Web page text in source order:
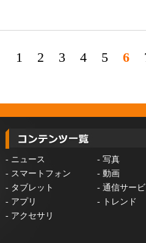
1 2 3 4 5 6
- ニュース - 写真
- スマートフォン - 動画
- タブレット - 通信サー
- アプリ -
トレンド
- アクセサリ